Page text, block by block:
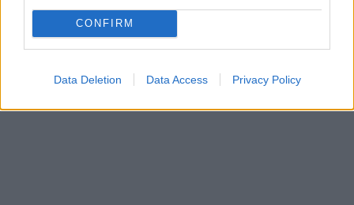
CONFIRM
Data Deletion Data Access Privacy Policy